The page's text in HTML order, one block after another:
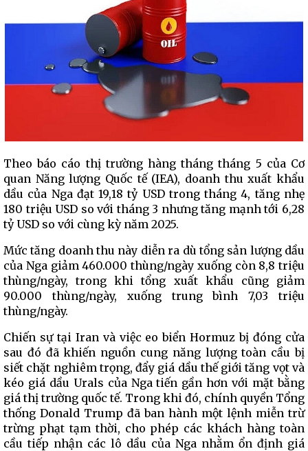
Theo báo cáo thị trường hàng tháng tháng 5 của Cơ
quan Năng lượng Quốc tế (IEA), doanh thu xuất khẩu
dầu của Nga đạt 19,18 tỷ USD trong tháng 4, tăng nhẹ
180 triệu USD so với tháng 3 nhưng tăng mạnh tới 6,28
tỷ USD so với cùng kỳ năm 2025.
Mức tăng doanh thu này diễn ra dù tổng sản lượng dầu
của Nga giảm 460.000 thùng/ngày xuống còn 8,8 triệu
thùng/ngày, trong khi tổng xuất khẩu cũng giảm
90.000 thùng/ngày, xuống trung bình 7,03 triệu
thùng/ngày.
Chiến sự tại Iran và việc eo biển Hormuz bị đóng cửa
sau đó đã khiến nguồn cung năng lượng toàn cầu bị
siết chặt nghiêm trọng, đẩy giá dầu thế giới tăng vọt và
kéo giá dầu Urals của Nga tiến gần hơn với mặt bằng
giá thị trường quốc tế. Trong khi đó, chính quyền Tổng
thống Donald Trump đã ban hành một lệnh miễn trừ
trừng phạt tạm thời, cho phép các khách hàng toàn
cầu tiếp nhận các lô dầu của Nga nhằm ổn định giá